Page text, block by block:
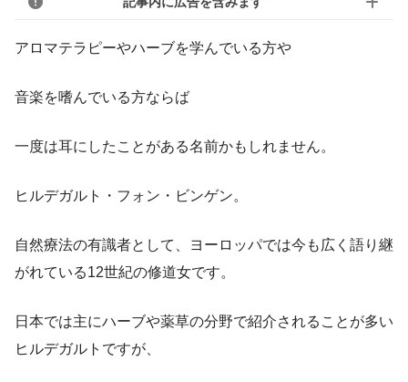
アロマテラピーやハーブを学んでいる方や
音楽を嗜んでいる方ならば
一度は耳にしたことがある名前かもしれません。
ヒルデガルト・フォン・ビンゲン。
自然療法の有識者として、ヨーロッパでは今も広く語り継
がれている12世紀の修道女です。
日本では主にハーブや薬草の分野で紹介されることが多い
ヒルデガルトですが、